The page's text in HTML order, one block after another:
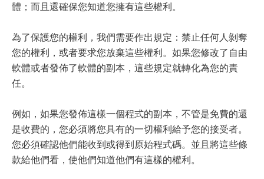
體；而且還確保您知道您擁有這些權利。
為了保護您的權利，我們需要作出規定：禁止任何人剝奪
您的權利，或者要求您放棄這些權利。如果您修改了自由
軟體或者發佈了軟體的副本，這些規定就轉化為您的責
任。
例如，如果您發佈這樣一個程式的副本，不管是免費的還
是收費的，您必須將您具有的一切權利給予您的接受者。
您必須確認他們能收到或得到原始程式碼。並且將這些條
款給他們看，使他們知道他們有這樣的權利。